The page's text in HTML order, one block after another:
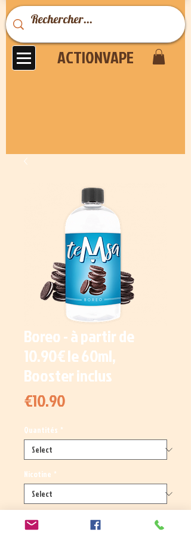
ACTIONVAPE
Boreo - à partir de
10.90€ le 60ml,
Booster inclus
€10.90Price
Quantités *
Nicotine *
Quantity